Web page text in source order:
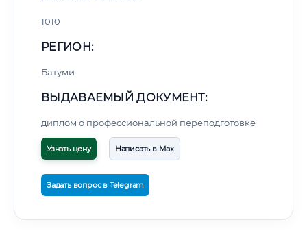
1010
РЕГИОН:
Батуми
ВЫДАВАЕМЫЙ ДОКУМЕНТ:
диплом о профессиональной переподготовке
Узнать цену Написать в Max
Задать вопрос в Telegram